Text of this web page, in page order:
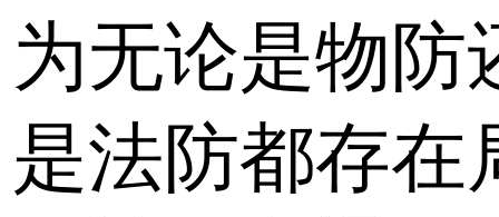
为无论是物防
是法防都存在